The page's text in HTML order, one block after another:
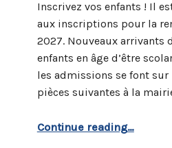
Inscrivez vos enfants ! Il
aux inscriptions pour la
2027. Nouveaux arrivants
enfants en âge d’être
les admissions se font sur
pièces suivantes à la
Continue reading“Inscriptions à l’école : c’est maintenant !”…